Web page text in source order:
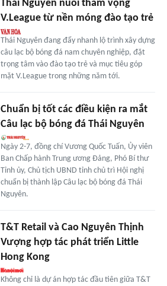
Thái Nguyên nuôi tham vọng
V.League từ nền móng đào tạo trẻ
Thái Nguyên đang đẩy nhanh lộ trình xây dựng
câu lạc bộ bóng đá nam chuyên nghiệp, đặt
trọng tâm vào đào tạo trẻ và mục tiêu góp
mặt V.League trong những năm tới.
Chuẩn bị tốt các điều kiện ra mắt
Câu lạc bộ bóng đá Thái Nguyên
Ngày 2-7, đồng chí Vương Quốc Tuấn, Ủy viên
Ban Chấp hành Trung ương Đảng, Phó Bí thư
Tỉnh ủy, Chủ tịch UBND tỉnh chủ trì Hội nghị
chuẩn bị thành lập Câu lạc bộ bóng đá Thái
Nguyên.
T&T Retail và Cao Nguyên Thịnh
Vượng hợp tác phát triển Little
Hong Kong
Không chỉ là dự án hợp tác đầu tiên giữa T&T